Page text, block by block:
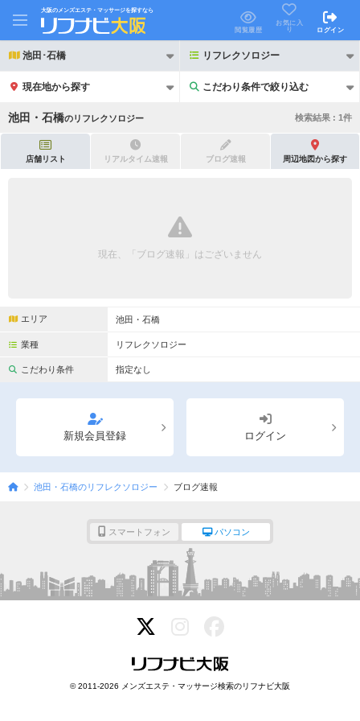
大阪のメンズエステ・マッサージを探すなら
閲覧履歴
お気に入
り
ログイン
池田･石橋 リフレクソロジー
現在地から探す こだわり条件で絞り込む
こだわり条件で絞り込む
完全個室
ペアルームあり シャワー室完備
フットバスあり
専用駐車場あり 有資格者在籍
日本人スタッフのみ 女性スタッフのみ
Ｗセラピスト
こだわり条件を変更
池田・石橋のリフレクソロジー 検索結果 : 1件
店舗リスト リアルタイム速報 ブログ速報 周辺地図から探す
現在、「ブログ速報」はございません
エリア 池田・石橋
業種 リフレクソロジー
こだわり条件 指定なし
新規会員登録 ログイン
池田・石橋のリフレクソロジー ブログ速報
スマートフォン パソコン
© 2011-2026 メンズエステ・マッサージ検索のリフナビ大阪